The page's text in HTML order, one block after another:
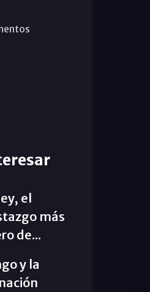
el
más
de...
y la